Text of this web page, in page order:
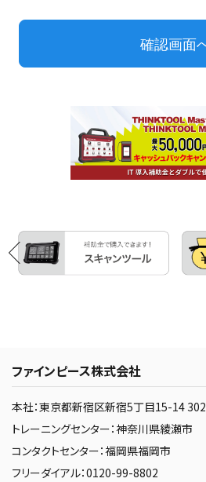
ファインピース株式会社
本社：東京都新宿区新宿5丁目15-14 302
トレーニングセンター：神奈川県綾瀬市
コンタクトセンター：福岡県福岡市
フリーダイアル：0120-99-8802